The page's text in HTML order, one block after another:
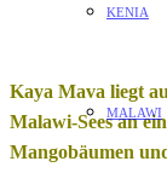
KENIA
MALAWI
Kaya Mava liegt
Malawi-Sees an
Mangobäumen